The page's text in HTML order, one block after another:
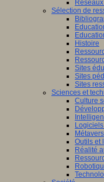
Sélection de
Histoire
Sites
Sites
Sites
Sciences et
Culture
Métavers
Outils et
Réalité